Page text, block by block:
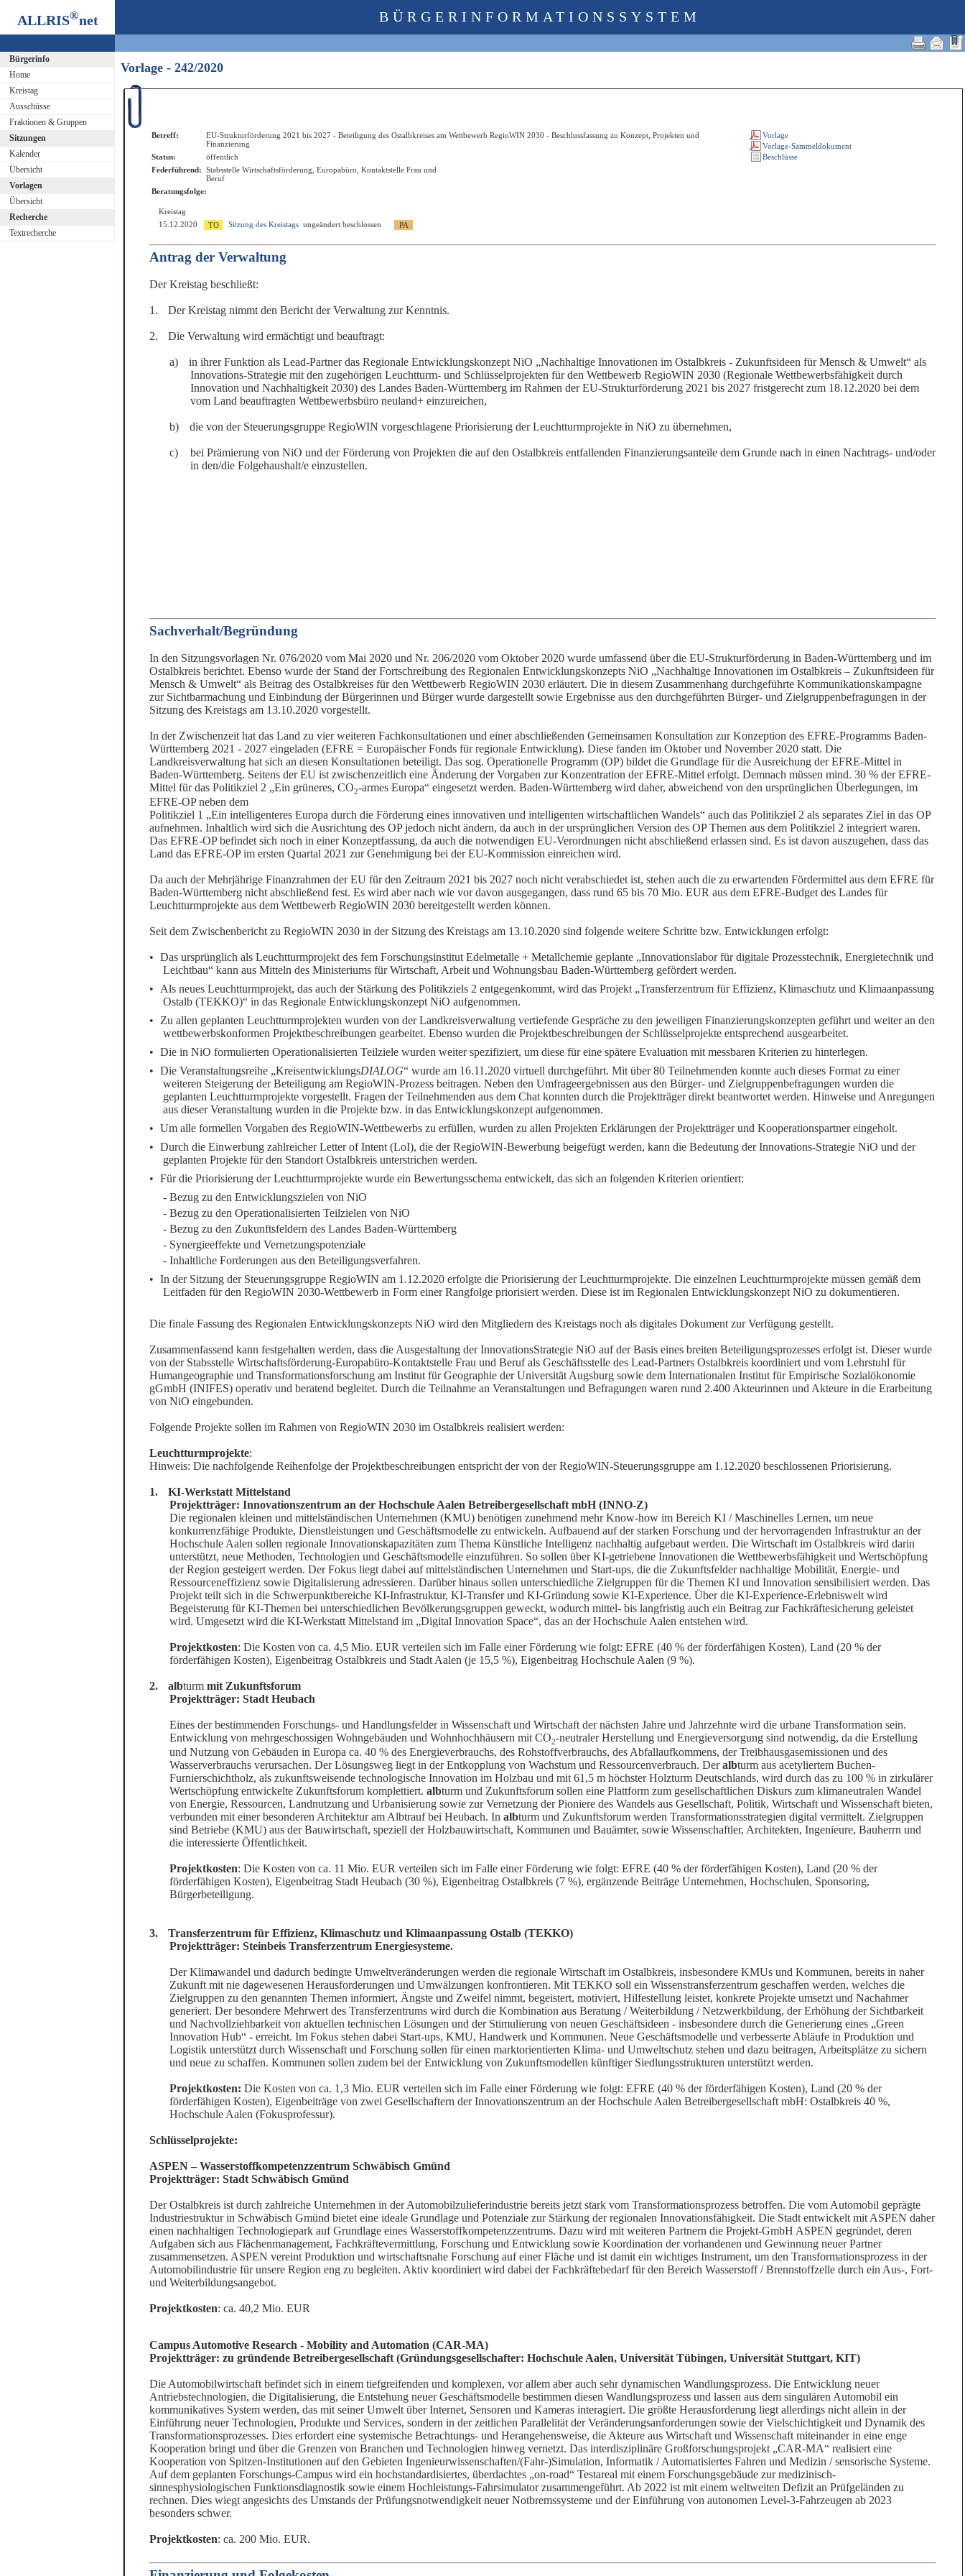
ALLRIS®net
Bürgerinfo
Home
Kreistag
Ausschüsse
Fraktionen & Gruppen
Sitzungen
Kalender
Übersicht
Vorlagen
Übersicht
Recherche
Textrecherche
BÜRGERINFORMATIONSSYSTEM
Vorlage - 242/2020
Betreff:
EU-Strukturförderung 2021 bis 2027 - Beteiligung des Ostalbkreises am Wettbewerb RegioWIN 2030 - Beschlussfassung zu Konzept, Projekten und
Finanzierung
Status:
öffentlich
Federführend: Stabsstelle Wirtschaftsförderung, Europabüro, Kontaktstelle Frau und
Beruf
Beratungsfolge:
Kreistag
15.12.2020
Sitzung des Kreistags ungeändert beschlossen
Antrag der Verwaltung
Der Kreistag beschließt:
1. Der Kreistag nimmt den Bericht der Verwaltung zur Kenntnis.
2. Die Verwaltung wird ermächtigt und beauftragt:
a) in ihrer Funktion als Lead-Partner das Regionale Entwicklungskonzept NiO „Nachhaltige Innovationen im Ostalbkreis - Zukunftsideen für Mensch & Umwelt“ als
Innovations-Strategie mit den zugehörigen Leuchtturm- und Schlüsselprojekten für den Wettbewerb RegioWIN 2030 (Regionale Wettbewerbsfähigkeit durch
Innovation und Nachhaltigkeit 2030) des Landes Baden-Württemberg im Rahmen der EU-Strukturförderung 2021 bis 2027 fristgerecht zum 18.12.2020 bei dem
vom Land beauftragten Wettbewerbsbüro neuland+ einzureichen,
b) die von der Steuerungsgruppe RegioWIN vorgeschlagene Priorisierung der Leuchtturmprojekte in NiO zu übernehmen,
c) bei Prämierung von NiO und der Förderung von Projekten die auf den Ostalbkreis entfallenden Finanzierungsanteile dem Grunde nach in einen Nachtrags- und/oder
in den/die Folgehaushalt/e einzustellen.
Sachverhalt/Begründung
In den Sitzungsvorlagen Nr. 076/2020 vom Mai 2020 und Nr. 206/2020 vom Oktober 2020 wurde umfassend über die EU-Strukturförderung in Baden-Württemberg und im
Ostalbkreis berichtet. Ebenso wurde der Stand der Fortschreibung des Regionalen Entwicklungskonzepts NiO „Nachhaltige Innovationen im Ostalbkreis – Zukunftsideen für
Mensch & Umwelt“ als Beitrag des Ostalbkreises für den Wettbewerb RegioWIN 2030 erläutert. Die in diesem Zusammenhang durchgeführte Kommunikationskampagne
zur Sichtbarmachung und Einbindung der Bürgerinnen und Bürger wurde dargestellt sowie Ergebnisse aus den durchgeführten Bürger- und Zielgruppenbefragungen in der
Sitzung des Kreistags am 13.10.2020 vorgestellt.
In der Zwischenzeit hat das Land zu vier weiteren Fachkonsultationen und einer abschließenden Gemeinsamen Konsultation zur Konzeption des EFRE-Programms Baden-
Württemberg 2021 - 2027 eingeladen (EFRE = Europäischer Fonds für regionale Entwicklung). Diese fanden im Oktober und November 2020 statt. Die
Landkreisverwaltung hat sich an diesen Konsultationen beteiligt. Das sog. Operationelle Programm (OP) bildet die Grundlage für die Ausreichung der EFRE-Mittel in
Baden-Württemberg. Seitens der EU ist zwischenzeitlich eine Änderung der Vorgaben zur Konzentration der EFRE-Mittel erfolgt. Demnach müssen mind. 30 % der EFRE-
Mittel für das Politikziel 2 „Ein grüneres, CO2-armes Europa“ eingesetzt werden. Baden-Württemberg wird daher, abweichend von den ursprünglichen Überlegungen, im
EFRE-OP neben dem
Politikziel 1 „Ein intelligenteres Europa durch die Förderung eines innovativen und intelligenten wirtschaftlichen Wandels“ auch das Politikziel 2 als separates Ziel in das OP
aufnehmen. Inhaltlich wird sich die Ausrichtung des OP jedoch nicht ändern, da auch in der ursprünglichen Version des OP Themen aus dem Politikziel 2 integriert waren.
Das EFRE-OP befindet sich noch in einer Konzeptfassung, da auch die notwendigen EU-Verordnungen nicht abschließend erlassen sind. Es ist davon auszugehen, dass das
Land das EFRE-OP im ersten Quartal 2021 zur Genehmigung bei der EU-Kommission einreichen wird.
Da auch der Mehrjährige Finanzrahmen der EU für den Zeitraum 2021 bis 2027 noch nicht verabschiedet ist, stehen auch die zu erwartenden Fördermittel aus dem EFRE für
Baden-Württemberg nicht abschließend fest. Es wird aber nach wie vor davon ausgegangen, dass rund 65 bis 70 Mio. EUR aus dem EFRE-Budget des Landes für
Leuchtturmprojekte aus dem Wettbewerb RegioWIN 2030 bereitgestellt werden können.
Seit dem Zwischenbericht zu RegioWIN 2030 in der Sitzung des Kreistags am 13.10.2020 sind folgende weitere Schritte bzw. Entwicklungen erfolgt:
• Das ursprünglich als Leuchtturmprojekt des fem Forschungsinstitut Edelmetalle + Metallchemie geplante „Innovationslabor für digitale Prozesstechnik, Energietechnik und
Leichtbau“ kann aus Mitteln des Ministeriums für Wirtschaft, Arbeit und Wohnungsbau Baden-Württemberg gefördert werden.
•
Als neues Leuchtturmprojekt, das auch der Stärkung des Politikziels 2 entgegenkommt, wird das Projekt „Transferzentrum für Effizienz, Klimaschutz und Klimaanpassung
Ostalb (TEKKO)“ in das Regionale Entwicklungskonzept NiO aufgenommen.
•
Zu allen geplanten Leuchtturmprojekten wurden von der Landkreisverwaltung vertiefende Gespräche zu den jeweiligen Finanzierungskonzepten geführt und weiter an den
wettbewerbskonformen Projektbeschreibungen gearbeitet. Ebenso wurden die Projektbeschreibungen der Schlüsselprojekte entsprechend ausgearbeitet.
•
Die in NiO formulierten Operationalisierten Teilziele wurden weiter spezifiziert, um diese für eine spätere Evaluation mit messbaren Kriterien zu hinterlegen.
•
Die Veranstaltungsreihe „KreisentwicklungsDIALOG“ wurde am 16.11.2020 virtuell durchgeführt. Mit über 80 Teilnehmenden konnte auch dieses Format zu einer
weiteren Steigerung der Beteiligung am RegioWIN-Prozess beitragen. Neben den Umfrageergebnissen aus den Bürger- und Zielgruppenbefragungen wurden die
geplanten Leuchtturmprojekte vorgestellt. Fragen der Teilnehmenden aus dem Chat konnten durch die Projektträger direkt beantwortet werden. Hinweise und Anregungen
aus dieser Veranstaltung wurden in die Projekte bzw. in das Entwicklungskonzept aufgenommen.
•
Um alle formellen Vorgaben des RegioWIN-Wettbewerbs zu erfüllen, wurden zu allen Projekten Erklärungen der Projektträger und Kooperationspartner eingeholt.
•
Durch die Einwerbung zahlreicher Letter of Intent (LoI), die der RegioWIN-Bewerbung beigefügt werden, kann die Bedeutung der Innovations-Strategie NiO und der
geplanten Projekte für den Standort Ostalbkreis unterstrichen werden.
•
Für die Priorisierung der Leuchtturmprojekte wurde ein Bewertungsschema entwickelt, das sich an folgenden Kriterien orientiert:
- Bezug zu den Entwicklungszielen von NiO
- Bezug zu den Operationalisierten Teilzielen von NiO
- Bezug zu den Zukunftsfeldern des Landes Baden-Württemberg
- Synergieeffekte und Vernetzungspotenziale
- Inhaltliche Forderungen aus den Beteiligungsverfahren.
•
In der Sitzung der Steuerungsgruppe RegioWIN am 1.12.2020 erfolgte die Priorisierung der Leuchtturmprojekte. Die einzelnen Leuchtturmprojekte müssen gemäß dem
Leitfaden für den RegioWIN 2030-Wettbewerb in Form einer Rangfolge priorisiert werden. Diese ist im Regionalen Entwicklungskonzept NiO zu dokumentieren.
Die finale Fassung des Regionalen Entwicklungskonzepts NiO wird den Mitgliedern des Kreistags noch als digitales Dokument zur Verfügung gestellt.
Zusammenfassend kann festgehalten werden, dass die Ausgestaltung der InnovationsStrategie NiO auf der Basis eines breiten Beteiligungsprozesses erfolgt ist. Dieser wurde
von der Stabsstelle Wirtschaftsförderung-Europabüro-Kontaktstelle Frau und Beruf als Geschäftsstelle des Lead-Partners Ostalbkreis koordiniert und vom Lehrstuhl für
Humangeographie und Transformationsforschung am Institut für Geographie der Universität Augsburg sowie dem Internationalen Institut für Empirische Sozialökonomie
gGmbH (INIFES) operativ und beratend begleitet. Durch die Teilnahme an Veranstaltungen und Befragungen waren rund 2.400 Akteurinnen und Akteure in die Erarbeitung
von NiO eingebunden.
Folgende Projekte sollen im Rahmen von RegioWIN 2030 im Ostalbkreis realisiert werden:
Leuchtturmprojekte:
Hinweis: Die nachfolgende Reihenfolge der Projektbeschreibungen entspricht der von der RegioWIN-Steuerungsgruppe am 1.12.2020 beschlossenen Priorisierung.
1.
KI-Werkstatt Mittelstand
Projektträger: Innovationszentrum an der Hochschule Aalen Betreibergesellschaft mbH (INNO-Z)
Die regionalen kleinen und mittelständischen Unternehmen (KMU) benötigen zunehmend mehr Know-how im Bereich KI / Maschinelles Lernen, um neue
konkurrenzfähige Produkte, Dienstleistungen und Geschäftsmodelle zu entwickeln. Aufbauend auf der starken Forschung und der hervorragenden Infrastruktur an der
Hochschule Aalen sollen regionale Innovationskapazitäten zum Thema Künstliche Intelligenz nachhaltig aufgebaut werden. Die Wirtschaft im Ostalbkreis wird darin
unterstützt, neue Methoden, Technologien und Geschäftsmodelle einzuführen. So sollen über KI-getriebene Innovationen die Wettbewerbsfähigkeit und Wertschöpfung
der Region gesteigert werden. Der Fokus liegt dabei auf mittelständischen Unternehmen und Start-ups, die die Zukunftsfelder nachhaltige Mobilität, Energie- und
Ressourceneffizienz sowie Digitalisierung adressieren. Darüber hinaus sollen unterschiedliche Zielgruppen für die Themen KI und Innovation sensibilisiert werden. Das
Projekt teilt sich in die Schwerpunktbereiche KI-Infrastruktur, KI-Transfer und KI-Gründung sowie KI-Experience. Über die KI-Experience-Erlebniswelt wird
Begeisterung für KI-Themen bei unterschiedlichen Bevölkerungsgruppen geweckt, wodurch mittel- bis langfristig auch ein Beitrag zur Fachkräftesicherung geleistet
wird. Umgesetzt wird die KI-Werkstatt Mittelstand im „Digital Innovation Space“, das an der Hochschule Aalen entstehen wird.
Projektkosten: Die Kosten von ca. 4,5 Mio. EUR verteilen sich im Falle einer Förderung wie folgt: EFRE (40 % der förderfähigen Kosten), Land (20 % der
förderfähigen Kosten), Eigenbeitrag Ostalbkreis und Stadt Aalen (je 15,5 %), Eigenbeitrag Hochschule Aalen (9 %).
2. albturmmit Zukunftsforum
Projektträger: Stadt Heubach
Eines der bestimmenden Forschungs- und Handlungsfelder in Wissenschaft und Wirtschaft der nächsten Jahre und Jahrzehnte wird die urbane Transformation sein.
Entwicklung von mehrgeschossigen Wohngebäuden und Wohnhochhäusern mit CO2-neutraler Herstellung und Energieversorgung sind notwendig, da die Erstellung
und Nutzung von Gebäuden in Europa ca. 40 % des Energieverbrauchs, des Rohstoffverbrauchs, des Abfallaufkommens, der Treibhausgasemissionen und des
Wasserverbrauchs verursachen. Der Lösungsweg liegt in der Entkopplung von Wachstum und Ressourcenverbrauch. Deralbturm aus acetyliertem Buchen-
Furnierschichtholz, als zukunftsweisende technologische Innovation im Holzbau und mit 61,5 m höchster Holzturm Deutschlands, wird durch das zu 100 % in zirkulärer
Wertschöpfung entwickelte Zukunftsforum komplettiert.albturm und Zukunftsforum sollen eine Plattform zum gesellschaftlichen Diskurs zum klimaneutralen Wandel
von Energie, Ressourcen, Landnutzung und Urbanisierung sowie zur Vernetzung der Pioniere des Wandels aus Gesellschaft, Politik, Wirtschaft und Wissenschaft bieten,
verbunden mit einer besonderen Architektur am Albtrauf bei Heubach. Inalbturm und Zukunftsforum werden Transformationsstrategien digital vermittelt. Zielgruppen
sind Betriebe (KMU) aus der Bauwirtschaft, speziell der Holzbauwirtschaft, Kommunen und Bauämter, sowie Wissenschaftler, Architekten, Ingenieure, Bauherrn und
die interessierte Öffentlichkeit.
Projektkosten: Die Kosten von ca. 11 Mio. EUR verteilen sich im Falle einer Förderung wie folgt: EFRE (40 % der förderfähigen Kosten), Land (20 % der
förderfähigen Kosten), Eigenbeitrag Stadt Heubach (30 %), Eigenbeitrag Ostalbkreis (7 %), ergänzende Beiträge Unternehmen, Hochschulen, Sponsoring,
Bürgerbeteiligung.
3. Transferzentrum für Effizienz, Klimaschutz und Klimaanpassung Ostalb (TEKKO)
Projektträger: Steinbeis Transferzentrum Energiesysteme.
Der Klimawandel und dadurch bedingte Umweltveränderungen werden die regionale Wirtschaft im Ostalbkreis, insbesondere KMUs und Kommunen, bereits in naher
Zukunft mit nie dagewesenen Herausforderungen und Umwälzungen konfrontieren. Mit TEKKO soll ein Wissenstransferzentrum geschaffen werden, welches die
Zielgruppen zu den genannten Themen informiert, Ängste und Zweifel nimmt, begeistert, motiviert, Hilfestellung leistet, konkrete Projekte umsetzt und Nachahmer
generiert. Der besondere Mehrwert des Transferzentrums wird durch die Kombination aus Beratung / Weiterbildung / Netzwerkbildung, der Erhöhung der Sichtbarkeit
und Nachvollziehbarkeit von aktuellen technischen Lösungen und der Stimulierung von neuen Geschäftsideen - insbesondere durch die Generierung eines „Green
Innovation Hub“ - erreicht. Im Fokus stehen dabei Start-ups, KMU, Handwerk und Kommunen. Neue Geschäftsmodelle und verbesserte Abläufe in Produktion und
Logistik unterstützt durch Wissenschaft und Forschung sollen für einen marktorientierten Klima- und Umweltschutz stehen und dazu beitragen, Arbeitsplätze zu sichern
und neue zu schaffen. Kommunen sollen zudem bei der Entwicklung von Zukunftsmodellen künftiger Siedlungsstrukturen unterstützt werden.
Projektkosten: Die Kosten von ca. 1,3 Mio. EUR verteilen sich im Falle einer Förderung wie folgt: EFRE (40 % der förderfähigen Kosten), Land (20 % der
förderfähigen Kosten), Eigenbeiträge von zwei Gesellschaftern der Innovationszentrum an der Hochschule Aalen Betreibergesellschaft mbH: Ostalbkreis 40 %,
Hochschule Aalen (Fokusprofessur).
Schlüsselprojekte:
ASPEN – Wasserstoffkompetenzzentrum Schwäbisch Gmünd
Projektträger: Stadt Schwäbisch Gmünd
Der Ostalbkreis ist durch zahlreiche Unternehmen in der Automobilzulieferindustrie bereits jetzt stark vom Transformationsprozess betroffen. Die vom Automobil geprägte
Industriestruktur in Schwäbisch Gmünd bietet eine ideale Grundlage und Potenziale zur Stärkung der regionalen Innovationsfähigkeit. Die Stadt entwickelt mit ASPEN daher
einen nachhaltigen Technologiepark auf Grundlage eines Wasserstoffkompetenzzentrums. Dazu wird mit weiteren Partnern die Projekt-GmbH ASPEN gegründet, deren
Aufgaben sich aus Flächenmanagement, Fachkräftevermittlung, Forschung und Entwicklung sowie Koordination der vorhandenen und Gewinnung neuer Partner
zusammensetzen. ASPEN vereint Produktion und wirtschaftsnahe Forschung auf einer Fläche und ist damit ein wichtiges Instrument, um den Transformationsprozess in der
Automobilindustrie für unsere Region eng zu begleiten. Aktiv koordiniert wird dabei der Fachkräftebedarf für den Bereich Wasserstoff / Brennstoffzelle durch ein Aus-, Fort-
und Weiterbildungsangebot.
Projektkosten: ca. 40,2 Mio. EUR
Campus Automotive Research - Mobility and Automation (CAR-MA)
Projektträger: zu gründende Betreibergesellschaft (Gründungsgesellschafter: Hochschule Aalen, Universität Tübingen, Universität Stuttgart, KIT)
Die Automobilwirtschaft befindet sich in einem tiefgreifenden und komplexen, vor allem aber auch sehr dynamischen Wandlungsprozess. Die Entwicklung neuer
Antriebstechnologien, die Digitalisierung, die Entstehung neuer Geschäftsmodelle bestimmen diesen Wandlungsprozess und lassen aus dem singulären Automobil ein
kommunikatives System werden, das mit seiner Umwelt über Internet, Sensoren und Kameras interagiert. Die größte Herausforderung liegt allerdings nicht allein in der
Einführung neuer Technologien, Produkte und Services, sondern in der zeitlichen Parallelität der Veränderungsanforderungen sowie der Vielschichtigkeit und Dynamik des
Transformationsprozesses. Dies erfordert eine systemische Betrachtungs- und Herangehensweise, die Akteure aus Wirtschaft und Wissenschaft miteinander in eine enge
Kooperation bringt und über die Grenzen von Branchen und Technologien hinweg vernetzt. Das interdisziplinäre Großforschungsprojekt „CAR-MA“ realisiert eine
Kooperation von Spitzen-Institutionen auf den Gebieten Ingenieurwissenschaften/(Fahr-)Simulation, Informatik / Automatisiertes Fahren und Medizin / sensorische Systeme.
Auf dem geplanten Forschungs-Campus wird ein hochstandardisiertes, überdachtes „on-road“ Testareal mit einem Forschungsgebäude zur medizinisch-
sinnesphysiologischen Funktionsdiagnostik sowie einem Hochleistungs-Fahrsimulator zusammengeführt. Ab 2022 ist mit einem weltweiten Defizit an Prüfgeländen zu
rechnen. Dies wiegt angesichts des Umstands der Prüfungsnotwendigkeit neuer Notbremssysteme und der Einführung von autonomen Level-3-Fahrzeugen ab 2023
besonders schwer.
Projektkosten: ca. 200 Mio. EUR.